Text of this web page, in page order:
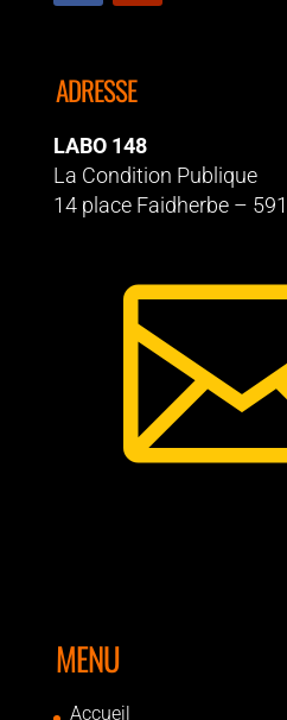
ADRESSE
LABO 148
La Condition Publique
14 place Faidherbe –
MENU
Accueil